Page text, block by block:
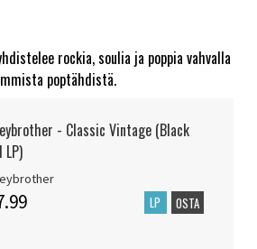
rockia, soulia ja poppia vahvalla
poptähdistä.
- Classic Vintage (Black
LP)
LP OSTA